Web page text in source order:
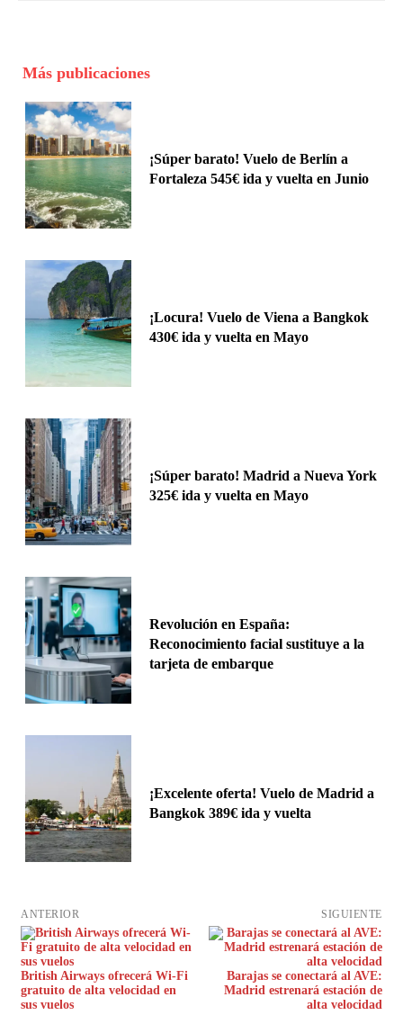
Más publicaciones
¡Súper barato! Vuelo de Berlín a
Fortaleza 545€ ida y vuelta en Junio
¡Locura! Vuelo de Viena a Bangkok
430€ ida y vuelta en Mayo
¡Súper barato! Madrid a Nueva York
325€ ida y vuelta en Mayo
Revolución en España:
Reconocimiento facial sustituye a la
tarjeta de embarque
¡Excelente oferta! Vuelo de Madrid a
Bangkok 389€ ida y vuelta
ANTERIOR
British Airways ofrecerá Wi-Fi
gratuito de alta velocidad en
sus vuelos
SIGUIENTE
Barajas se conectará al AVE:
Madrid estrenará estación de
alta velocidad